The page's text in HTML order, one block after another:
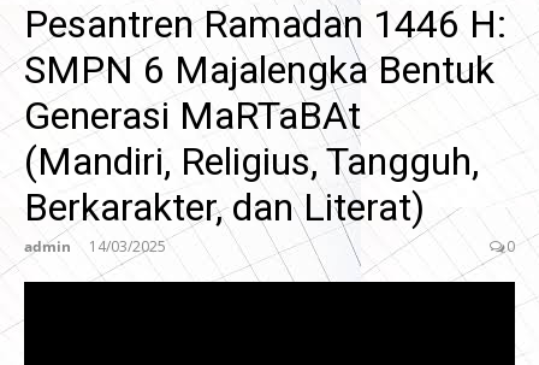
Pesantren Ramadan 1446 H:
SMPN 6 Majalengka Bentuk
Generasi MaRTaBAt
(Mandiri, Religius, Tangguh,
Berkarakter, dan Literat)
admin 14/03/2025 0